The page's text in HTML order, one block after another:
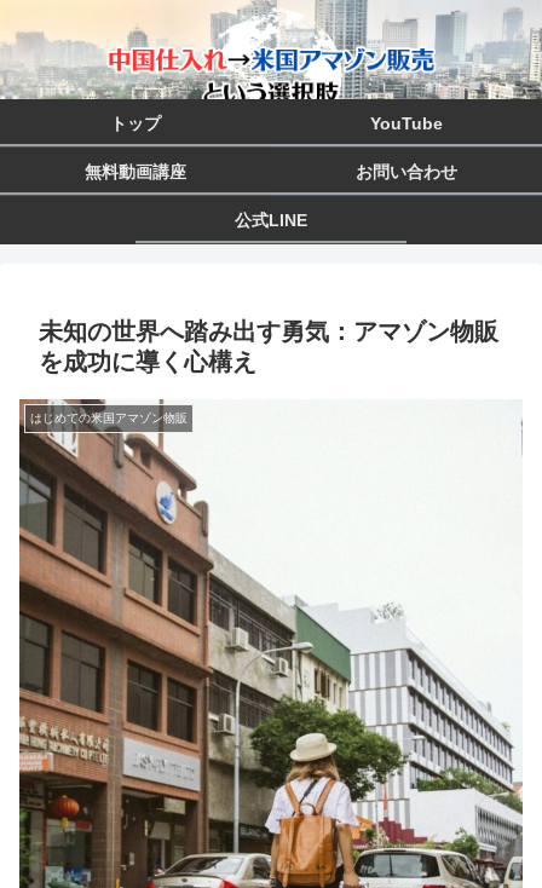
トップ YouTube
無料動画講座 お問い合わせ
公式LINE
未知の世界へ踏み出す勇気：アマゾン物販
を成功に導く心構え
はじめての米国アマゾン物販